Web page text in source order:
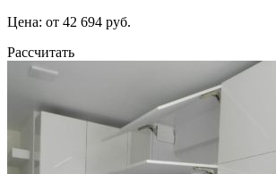
Цена: от 42 694 руб.
Рассчитать